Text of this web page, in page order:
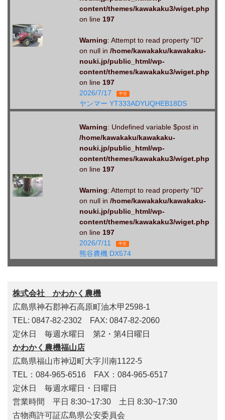
content/themes/kawakaku3/wiget.php
on line 197
Warning: Attempt to read property "ID"
on null in /home/kawakaku/kawakaku-
nouki.jp/public_html/wp-
content/themes/kawakaku3/wiget.php
on line 197
2026/7/17
中古
ヤンマー YT333ADYUQHEB18DS
Warning: Undefined variable $post in
/home/kawakaku/kawakaku-
nouki.jp/public_html/wp-
content/themes/kawakaku3/wiget.php
on line 197
Warning: Attempt to read property "ID"
on null in /home/kawakaku/kawakaku-
nouki.jp/public_html/wp-
content/themes/kawakaku3/wiget.php
on line 197
2026/7/11
中古
熊谷農機 DX574
株式会社 かわかく農機
広島県神石郡神石高原町油木甲2598-1
TEL: 0847-82-2302 FAX: 0847-82-2060
定休日 毎週水曜日 第2・第4日曜日
かわかく農機福山店
広島県福山市神辺町大字川南1122-5
TEL：084-965-6516 FAX：084-965-6517
定休日 毎週水曜日・日曜日
営業時間 平日 8:30~17:30 土日 8:30~17:30
古物商許可証広島県公安委員会